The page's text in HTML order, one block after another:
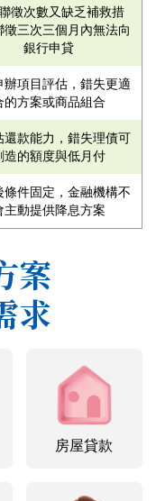
徵次數又缺乏補救措
徵三次三個月內無法向
銀行申貸
辦項目評估，錯失更適
的方案或商品組合
還款能力，錯失理債可
造的額度與低月付
條件固定，金融機構不
主動提供降息方案
案
求
房屋貸款